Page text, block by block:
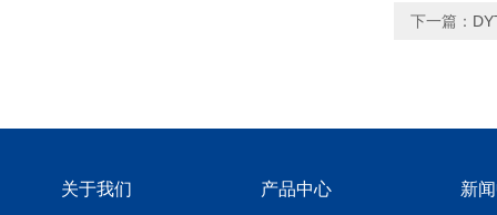
下一篇：
关于我们 产品中心 新